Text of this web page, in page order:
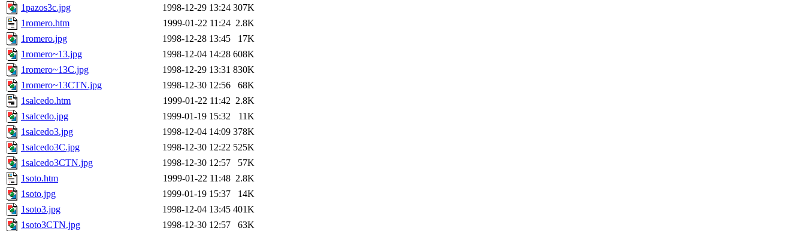
1pazos3c.jpg
1998-12-29 13:24 307K
1romero.htm
1999-01-22 11:24 2.8K
1romero.jpg
1998-12-28 13:45
17K
1romero~13.jpg
1998-12-04 14:28 608K
1romero~13C.jpg
1998-12-29 13:31 830K
1romero~13CTN.jpg
1998-12-30 12:56
68K
1salcedo.htm
1999-01-22 11:42 2.8K
1salcedo.jpg
1999-01-19 15:32
11K
1salcedo3.jpg
1998-12-04 14:09 378K
1salcedo3C.jpg
1998-12-30 12:22 525K
1salcedo3CTN.jpg
1998-12-30 12:57
57K
1soto.htm
1999-01-22 11:48 2.8K
1soto.jpg
1999-01-19 15:37
14K
1soto3.jpg
1998-12-04 13:45 401K
1soto3CTN.jpg
1998-12-30 12:57
63K